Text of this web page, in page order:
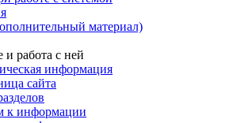
материал)
работа с ней
информация
сайта
к информации